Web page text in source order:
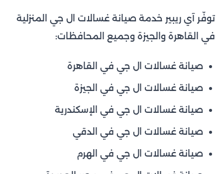
توفّر آي ريبير خدمة صيانة غسالات ال جي المنزلية
في القاهرة والجيزة وجميع المحافظات:
صيانة غسالات ال جي في القاهرة
صيانة غسالات ال جي في الجيزة
صيانة غسالات ال جي في الإسكندرية
صيانة غسالات ال جي في الدقي
صيانة غسالات ال جي في الهرم